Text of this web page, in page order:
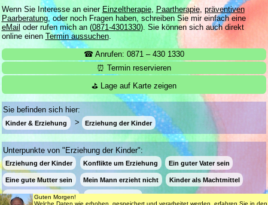
Wenn Sie Interesse an einer Einzeltherapie, Paartherapie, präventiven
Paarberatung, oder noch Fragen haben, schreiben Sie mir einfach eine
eMail oder rufen mich an (0871-4301330). Sie können sich auch direkt
online einen Termin aussuchen.
☎ Anrufen: 0871 – 430 1330
⏰ Termin reservieren
⛳ Lage auf Karte zeigen
Sie befinden sich hier:
Kinder & Erziehung Erziehung der Kinder
Unterpunkte von "Erziehung der Kinder":
Erziehung der Kinder Konflikte um Erziehung Ein guter Vater sein
Eine gute Mutter sein Mein Mann erzieht nicht Kinder als Machtmittel
Stiefvater / Stiefmutter
Guten Morgen!
Welche Daten wie erhoben, gespeichert und verarbeitet werden, erfahren Sie in den